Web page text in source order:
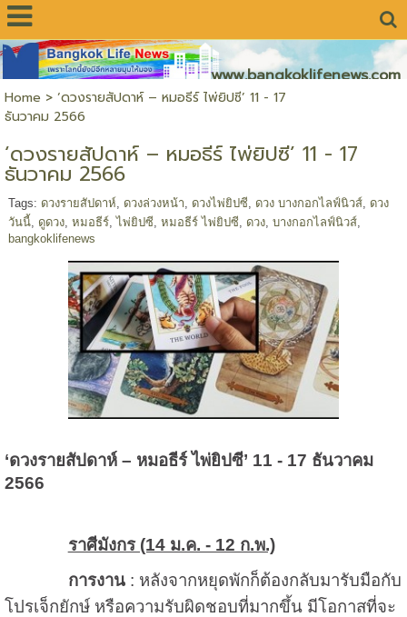
www.bangkoklifenews.com
Home > ‘ดวงรายสัปดาห์ – หมอธีร์ ไพ่ยิปซี’ 11 - 17
ธันวาคม 2566
‘ดวงรายสัปดาห์ – หมอธีร์ ไพ่ยิปซี’ 11 - 17
ธันวาคม 2566
Tags: ดวงรายสัปดาห์ ดวงล่วงหน้า ดวงไพ่ยิปซี ดวง บางกอกไลฟ์นิวส์, ดวง
วันนี้, ดูดวง, หมอธีร์,ไพ่ยิปซี หมอธีร์ ไพ่ยิปซี ดวง, บางกอกไลฟ์นิวส์,
bangkoklifenews
‘ดวงรายสัปดาห์ – หมอธีร์ ไพ่ยิปซี’ 11 - 17 ธันวาคม
2566
ราศีมังกร (14 ม.ค. - 12 ก.พ.)
การงาน: หลังจากหยุดพักก็ต้องกลับมารับมือกับ
โปรเจ็กยักษ์ หรือความรับผิดชอบที่มากขึ้น มีโอกาสที่จะ